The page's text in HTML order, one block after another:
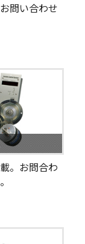
問い合わせ
。お問合わ